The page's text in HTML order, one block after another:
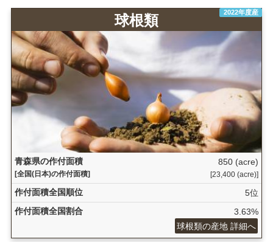
2022年度産
球根類
青森県の作付面積
[全国(日本)の作付面積]
850 (acre)
[23,400 (acre)]
作付面積全国順位
5位
作付面積全国割合
3.63%
球根類の産地 詳細へ